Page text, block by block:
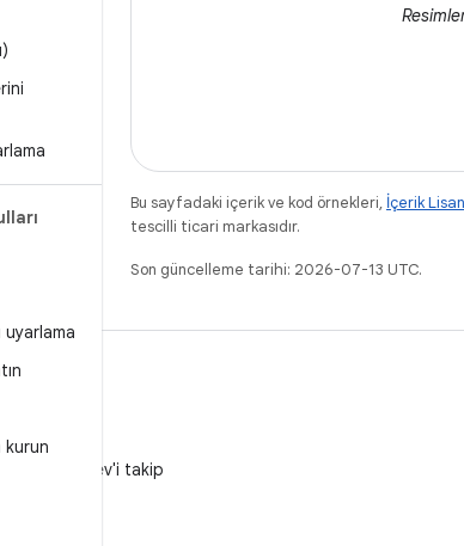
uyarlama
kurun
Bu sayfadaki içerik ve kod örnekleri, İçerik
tescilli ticari markasıdır.
Son güncelleme tarihi: 2026-07-13 UTC.
@AndroidDev'i takip